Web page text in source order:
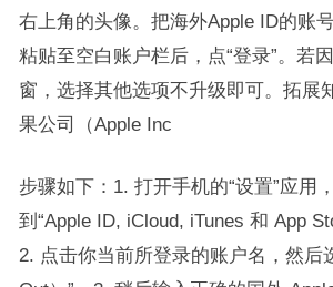
右上角的头像。把海外Apple ID的账
粘贴至空白账户栏后，点“登录”。若
窗，选择其他选项不升级即可。拓展
果公司（Apple Inc
步骤如下：1. 打开手机的“设置”应用
到“Apple ID, iCloud, iTunes 和 App
2. 点击你当前所登录的账户名，然后